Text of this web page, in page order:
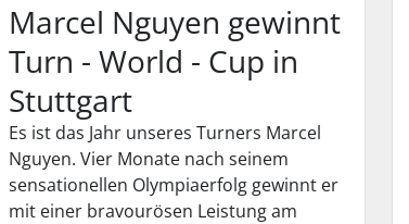
Marcel Nguyen gewinnt
Turn - World - Cup in
Stuttgart
Es ist das Jahr unseres Turners Marcel
Nguyen. Vier Monate nach seinem
sensationellen Olympiaerfolg gewinnt er
mit einer bravourösen Leistung am